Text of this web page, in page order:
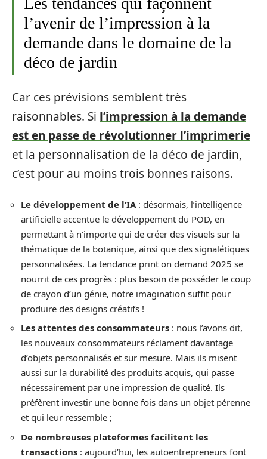
l’avenir de l’impression à la
demande dans le domaine de la
déco de jardin
Car ces prévisions semblent très
raisonnables. Si l’impression à la demande
est en passe de révolutionner l’imprimerie
et la personnalisation de la déco de jardin,
c’est pour au moins trois bonnes raisons.
Le développement de l’IA : désormais, l’intelligence
artificielle accentue le développement du POD, en
permettant à n’importe qui de créer des visuels sur la
thématique de la botanique, ainsi que des signalétiques
personnalisées. La tendance print on demand 2025 se
nourrit de ces progrès : plus besoin de posséder le coup
de crayon d’un génie, notre imagination suffit pour
produire des designs créatifs !
Les attentes des consommateurs : nous l’avons dit,
les nouveaux consommateurs réclament davantage
d’objets personnalisés et sur mesure. Mais ils misent
aussi sur la durabilité des produits acquis, qui passe
nécessairement par une impression de qualité. Ils
préfèrent investir une bonne fois dans un objet pérenne
et qui leur ressemble ;
De nombreuses plateformes facilitent les
transactions : aujourd’hui, les autoentrepreneurs font